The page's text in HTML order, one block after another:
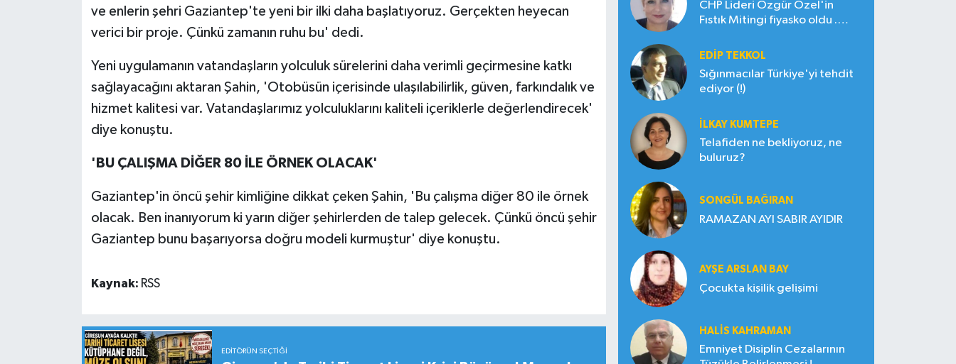
ve enlerin şehri Gaziantep'te yeni bir ilki daha başlatıyoruz. Gerçekten heyecan
verici bir proje. Çünkü zamanın ruhu bu' dedi.
Yeni uygulamanın vatandaşların yolculuk sürelerini daha verimli geçirmesine katkı
sağlayacağını aktaran Şahin, 'Otobüsün içerisinde ulaşılabilirlik, güven, farkındalık ve
hizmet kalitesi var. Vatandaşlarımız yolculuklarını kaliteli içeriklerle değerlendirecek'
diye konuştu.
'BU ÇALIŞMA DİĞER 80 İLE ÖRNEK OLACAK'
Gaziantep'in öncü şehir kimliğine dikkat çeken Şahin, 'Bu çalışma diğer 80 ile örnek
olacak. Ben inanıyorum ki yarın diğer şehirlerden de talep gelecek. Çünkü öncü şehir
Gaziantep bunu başarıyorsa doğru modeli kurmuştur' diye konuştu.
Kaynak: RSS
EDITÖRÜN SEÇTIĞI
CHP Lideri Özgür Özel'in
Fıstık Mitingi fiyasko oldu .
EDIP TEKKOL
Sığınmacılar Türkiye'yi tehdit
ediyor (!)
İLKAY KUMTEPE
Telafiden ne bekliyoruz, ne
buluruz?
SONGÜL BAĞIRAN
RAMAZAN AYI SABIR AYIDIR
AYŞE ARSLAN BAY
Çocukta kişilik gelişimi
HALIS KAHRAMAN
Emniyet Disiplin Cezalarının